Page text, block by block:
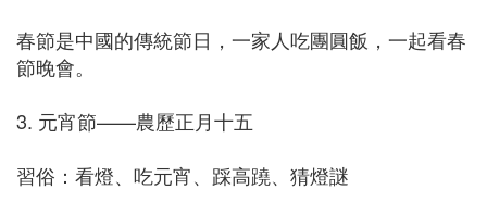
春節是中國的傳統節日，一家人吃團圓飯，一起看春
節晚會。
3. 元宵節——農歷正月十五
習俗：看燈、吃元宵、踩高蹺、猜燈謎